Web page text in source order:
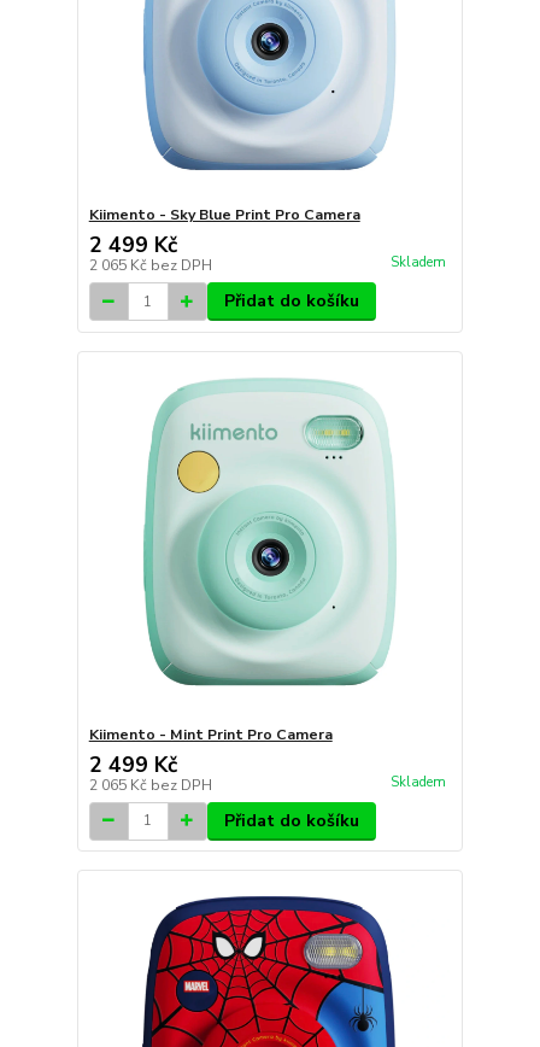
Kiimento - Sky Blue Print Pro Camera
2 499 Kč
2 065 Kč bez DPH Skladem
Přidat do košíku
Kiimento - Mint Print Pro Camera
2 499 Kč
2 065 Kč bez DPH Skladem
Přidat do košíku